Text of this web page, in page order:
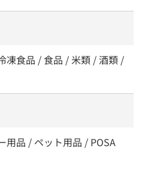
凍食品 / 食品 / 米類 / 酒類 /
用品 / ペット用品 / POSA